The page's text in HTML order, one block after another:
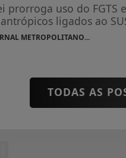
prorroga uso do FGTS
ligados ao
METROPOLITANO...
TODAS AS